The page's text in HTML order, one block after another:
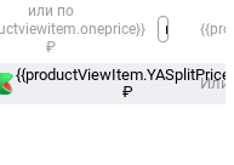
в
Сплит
или по
₽
₽
Или